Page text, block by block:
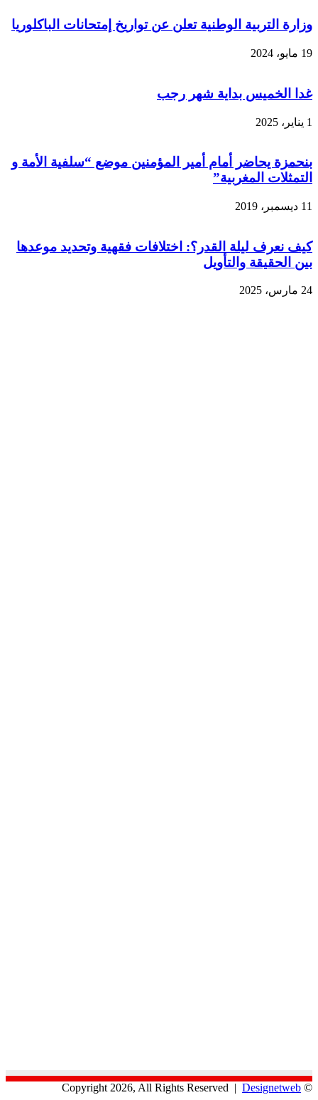
وزارة التربية الوطنية تعلن عن تواريخ إمتحانات الباكلوريا
19 مايو، 2024
غدا الخميس بداية شهر رجب
1 يناير، 2025
بنحمزة يحاضر أمام أمير المؤمنين موضع “سلفية الأمة و
التمثلات المغربية”
11 ديسمبر، 2019
كيف نعرف ليلة القدر؟: اختلافات فقهية وتحديد موعدها
بين الحقيقة والتأويل
24 مارس، 2025
© Copyright 2026, All Rights Reserved |
Designetweb